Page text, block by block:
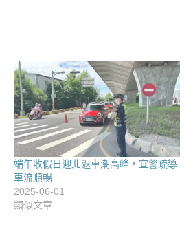
端午收假日迎北返車潮高峰，宜警疏導
車流順暢
2025-06-01
類似文章